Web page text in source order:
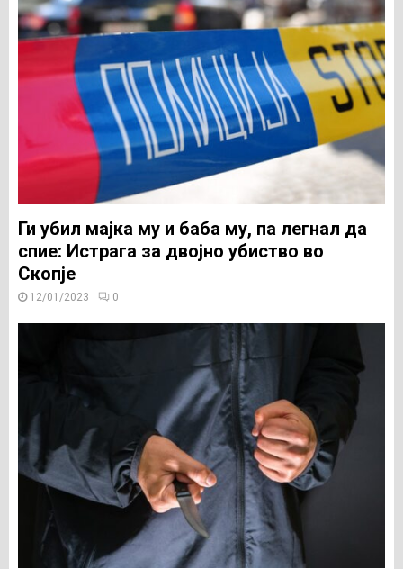
Ги убил мајка му и баба му, па легнал да
спие: Истрага за двојно убиство во
Скопје
12/01/2023 0